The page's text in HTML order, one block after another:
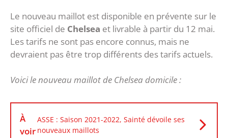
Le nouveau maillot est disponible en prévente sur le
site officiel de Chelsea et livrable à partir du 12 mai.
Les tarifs ne sont pas encore connus, mais ne
devraient pas être trop différents des tarifs actuels.
Voici le nouveau maillot de Chelsea domicile :
À
voir
ASSE : Saison 2021-2022, Sainté dévoile ses
nouveaux maillots